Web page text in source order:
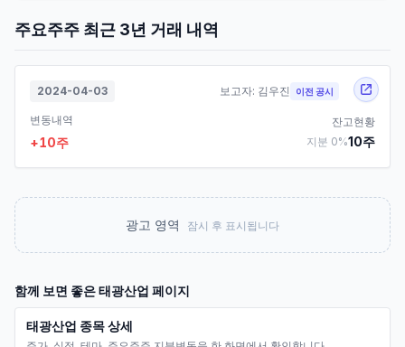
주요주주 최근 3년 거래 내역
2024-04-03 보고자: 김우진 이전 공시
변동내역
+10주
잔고현황
지분 0%10주
광고 영역 잠시 후 표시됩니다
함께 보면 좋은태광산업 페이지
태광산업 종목 상세